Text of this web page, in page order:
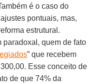
é o caso do
pontuais, mas,
estrutural.
paradoxal, quem de fato
” que recebem
Esse conceito de
de que 74% da